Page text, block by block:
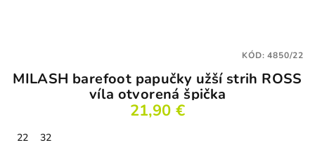
MILASH barefoot papučky užší strih ROSS
víla otvorená špička
21,90 €
22
32
KÓD:4850/22